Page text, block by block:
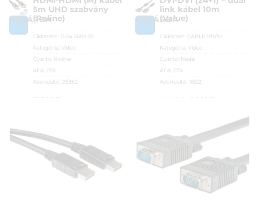
KOSÁRBA
5m UHD szabvány
(Roline)
Cikkszám: 11.04.5683-10
Kategória:Video
Gyártó: Roline
ÁFA:
27%
Azonosító:
25382
17 790 Ft
KOSÁRBA
link kábel 10m
(Value)
Cikkszám: CABLE-193/10
Kategória: Video
Gyártó: Nedis
ÁFA:
27%
Azonosító: 16512
Original
4
990 Ft.
2 990 Ft
is:
2